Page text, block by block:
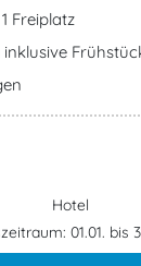
Freiplatz
Hotel
01.01. bis